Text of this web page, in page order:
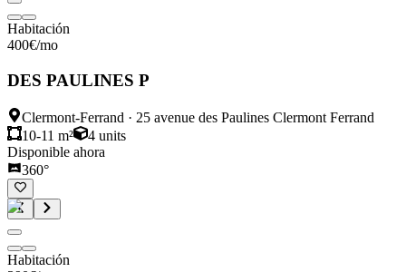
Habitación
400€/mo
DES PAULINES P
Clermont-Ferrand · 25 avenue des Paulines Clermont Ferrand
10-11 m²
4 units
Disponible ahora
360°
Habitación